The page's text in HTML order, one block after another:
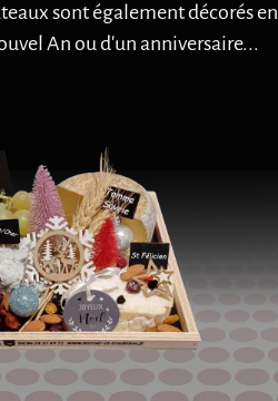
sont également décorés en
An ou d'un anniversaire...